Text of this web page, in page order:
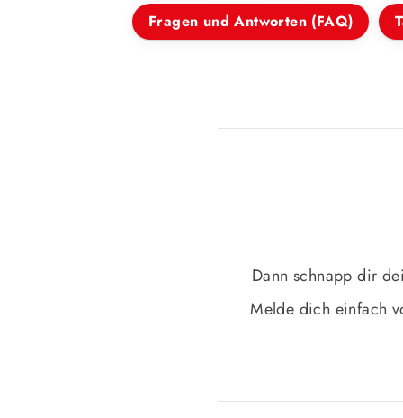
Fragen und Antworten (FAQ)
Dann schnapp dir
Melde dich einfach